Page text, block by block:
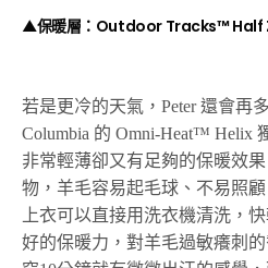
▲保暖層：Outdoor Tracks™ Half
若是更冷的天氣，Peter 還會再
Columbia 的 Omni-Heat™ Helix
非常輕薄卻又有足夠的保暖效
物，羊毛容易起毛球、不易照
上衣可以直接用洗衣機清洗，
好的保暖力，對羊毛過敏癢刺